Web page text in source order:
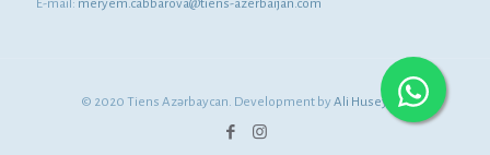
E-mail: meryem.cabbarova@tiens-azerbaijan.com
© 2020 Tiens Azərbaycan. Development by Ali Huseynov